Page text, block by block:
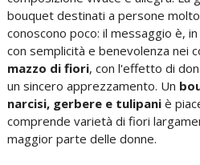
bouquet destinati a persone
conoscono poco: il messaggio è,
con semplicità e benevolenza nei
mazzo di fiori, con l'effetto di
un sincero apprezzamento. Un
narcisi, gerbere e tulipaniè
comprende varietà di fiori
maggior parte delle donne.